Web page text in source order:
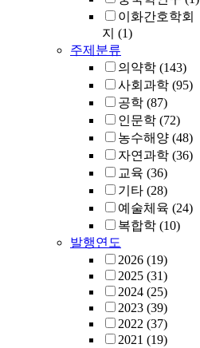
이화간호학회
지 (1)
주제분류
의약학 (143)
사회과학 (95)
공학 (87)
인문학 (72)
농수해양 (48)
자연과학 (36)
교육 (36)
기타 (28)
예술체육 (24)
복합학 (10)
발행연도
2026 (19)
2025 (31)
2024 (25)
2023 (39)
2022 (37)
2021 (19)